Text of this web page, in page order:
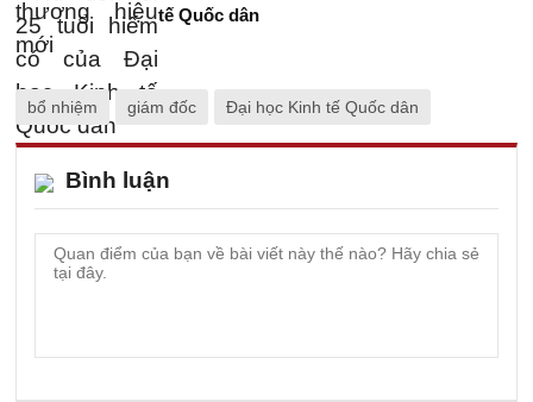
tế Quốc dân
bổ nhiệm giám đốc Đại học Kinh tế Quốc dân
Bình luận